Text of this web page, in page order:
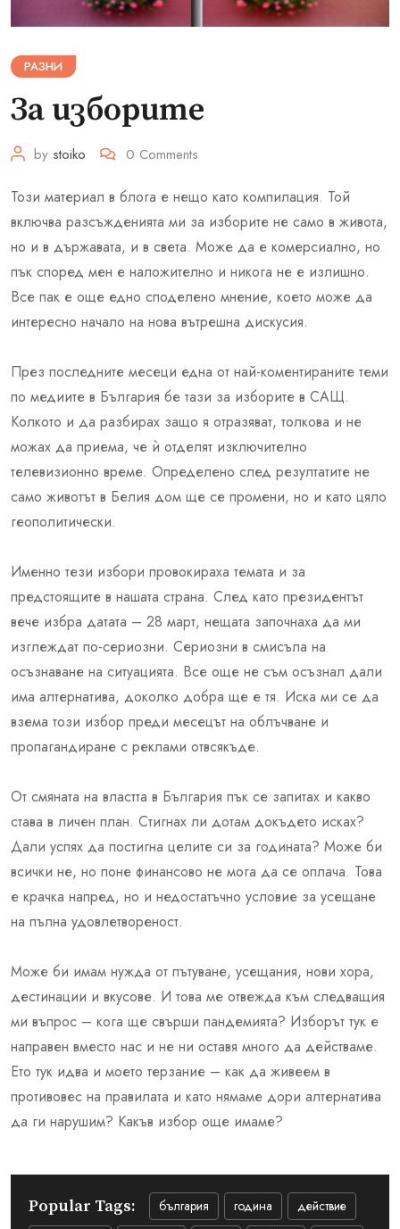
РАЗНИ
За изборите
by stoiko 0 Comments
Този материал в блога е нещо като компилация. Той
включва разсъжденията ми за изборите не само в живота,
но и в държавата, и в света. Може да е комерсиално, но
пък според мен е наложително и никога не е излишно.
Все пак е още едно споделено мнение, което може да
интересно начало на нова вътрешна дискусия.
През последните месеци една от най-коментираните теми
по медиите в България бе тази за изборите в САЩ.
Колкото и да разбирах защо я отразяват, толкова и не
можах да приема, че ѝ отделят изключително
телевизионно време. Определено след резултатите не
само животът в Белия дом ще се промени, но и като цяло
геополитически.
Именно тези избори провокираха темата и за
предстоящите в нашата страна. След като президентът
вече избра датата – 28 март, нещата започнаха да ми
изглеждат по-сериозни. Сериозни в смисъла на
осъзнаване на ситуацията. Все още не съм осъзнал дали
има алтернатива, доколко добра ще е тя. Иска ми се да
взема този избор преди месецът на облъчване и
пропагандиране с реклами отвсякъде.
От смяната на властта в България пък се запитах и какво
става в личен план. Стигнах ли дотам докъдето исках?
Дали успях да постигна целите си за годината? Може би
всички не, но поне финансово не мога да се оплача. Това
е крачка напред, но и недостатъчно условие за усещане
на пълна удовлетвореност.
Може би имам нужда от пътуване, усещания, нови хора,
дестинации и вкусове. И това ме отвежда към следващия
ми въпрос – кога ще свърши пандемията? Изборът тук е
направен вместо нас и не ни оставя много да действаме.
Ето тук идва и моето терзание – как да живеем в
противовес на правилата и като нямаме дори алтернатива
да ги нарушим? Какъв избор още имаме?
Popular Tags: българия година
действие